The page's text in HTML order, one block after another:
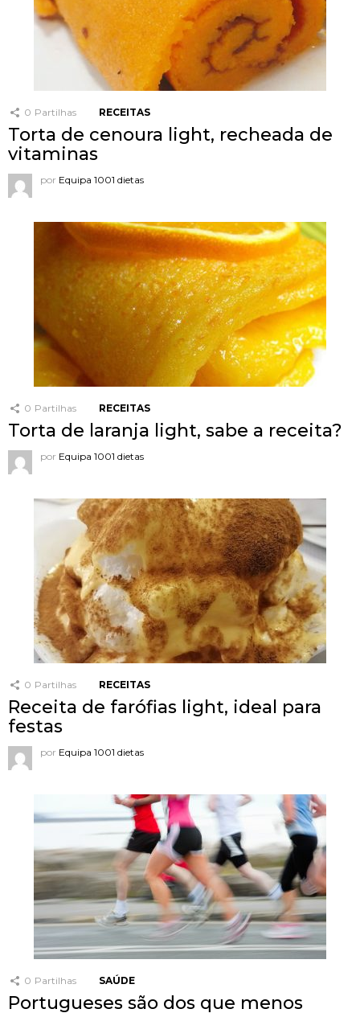
0 Partilhas RECEITAS
Torta de cenoura light, recheada de
vitaminas
por Equipa 1001 dietas
0 Partilhas RECEITAS
Torta de laranja light, sabe a receita?
por Equipa 1001 dietas
0 Partilhas RECEITAS
Receita de farófias light, ideal para
festas
por Equipa 1001 dietas
0 Partilhas SAÚDE
Portugueses são dos que menos